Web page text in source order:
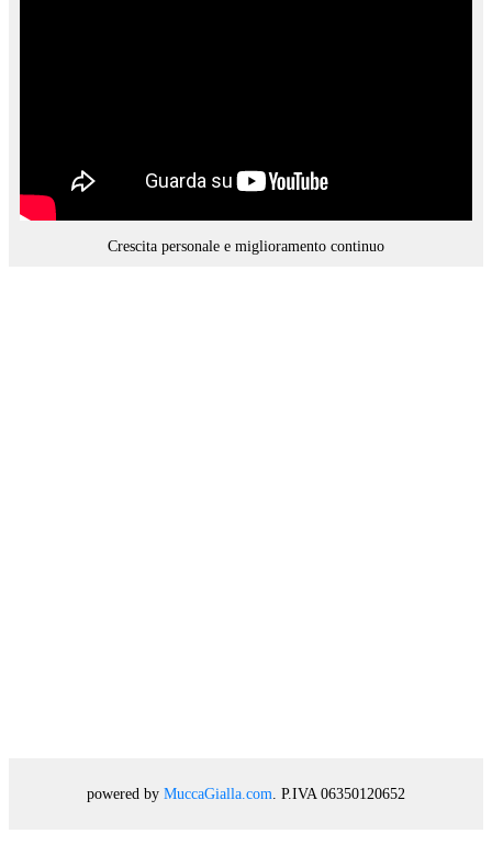
Crescita personale e miglioramento continuo
powered by MuccaGialla.com . P.IVA 06350120652